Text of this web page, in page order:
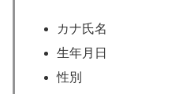
カナ氏名
生年月日
性別